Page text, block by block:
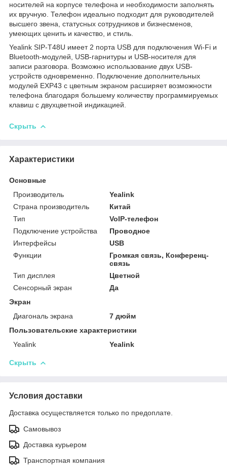
носителей на корпусе телефона и необходимости заполнять
их вручную. Телефон идеально подходит для руководителей
высшего звена, статусных сотрудников и бизнесменов,
умеющих ценить и качество, и стиль.
Yealink SIP-T48U имеет 2 порта USB для подключения Wi-Fi и
Bluetooth-модулей, USB-гарнитуры и USB-носителя для
записи разговора. Возможно использование двух USB-
устройств одновременно. Подключение дополнительных
модулей EXP43 с цветным экраном расширяет возможности
телефона благодаря большему количеству программируемых
клавиш с двухцветной индикацией.
Скрыть
Характеристики
Основные
Производитель
Yealink
Страна производитель
Китай
Тип
VoIP-телефон
Подключение устройства
Проводное
Интерфейсы
USB
Функции
Громкая связь, Конференц-
связь
Тип дисплея
Цветной
Сенсорный экран
Да
Экран
Диагональ экрана
7 дюйм
Пользовательские характеристики
Yealink
Yealink
Скрыть
Условия доставки
Доставка осуществляется только по предоплате.
Самовывоз
Доставка курьером
Транспортная компания